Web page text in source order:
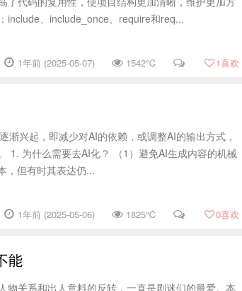
include、include_once、require和req...
1年前 (2025-05-07) 1542℃ 1喜欢
渐兴起，即减少对AI的依赖，或调整AI的输出方式，
1. 为什么需要去AI化？ （1）避免AI生成内容的机械
，但有时其表达仍...
1年前 (2025-05-06) 1825℃ 0喜欢
能
物关系和出人意料的反转，一直是剧迷们的最爱。本